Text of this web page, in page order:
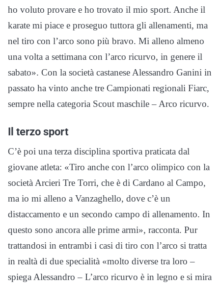
ho voluto provare e ho trovato il mio sport. Anche il
karate mi piace e proseguo tuttora gli allenamenti, ma
nel tiro con l’arco sono più bravo. Mi alleno almeno
una volta a settimana con l’arco ricurvo, in genere il
sabato». Con la società castanese Alessandro Ganini in
passato ha vinto anche tre Campionati regionali Fiarc,
sempre nella categoria Scout maschile – Arco ricurvo.
Il terzo sport
C’è poi una terza disciplina sportiva praticata dal
giovane atleta: «Tiro anche con l’arco olimpico con la
società Arcieri Tre Torri, che è di Cardano al Campo,
ma io mi alleno a Vanzaghello, dove c’è un
distaccamento e un secondo campo di allenamento. In
questo sono ancora alle prime armi», racconta. Pur
trattandosi in entrambi i casi di tiro con l’arco si tratta
in realtà di due specialità «molto diverse tra loro –
spiega Alessandro – L’arco ricurvo è in legno e si mira